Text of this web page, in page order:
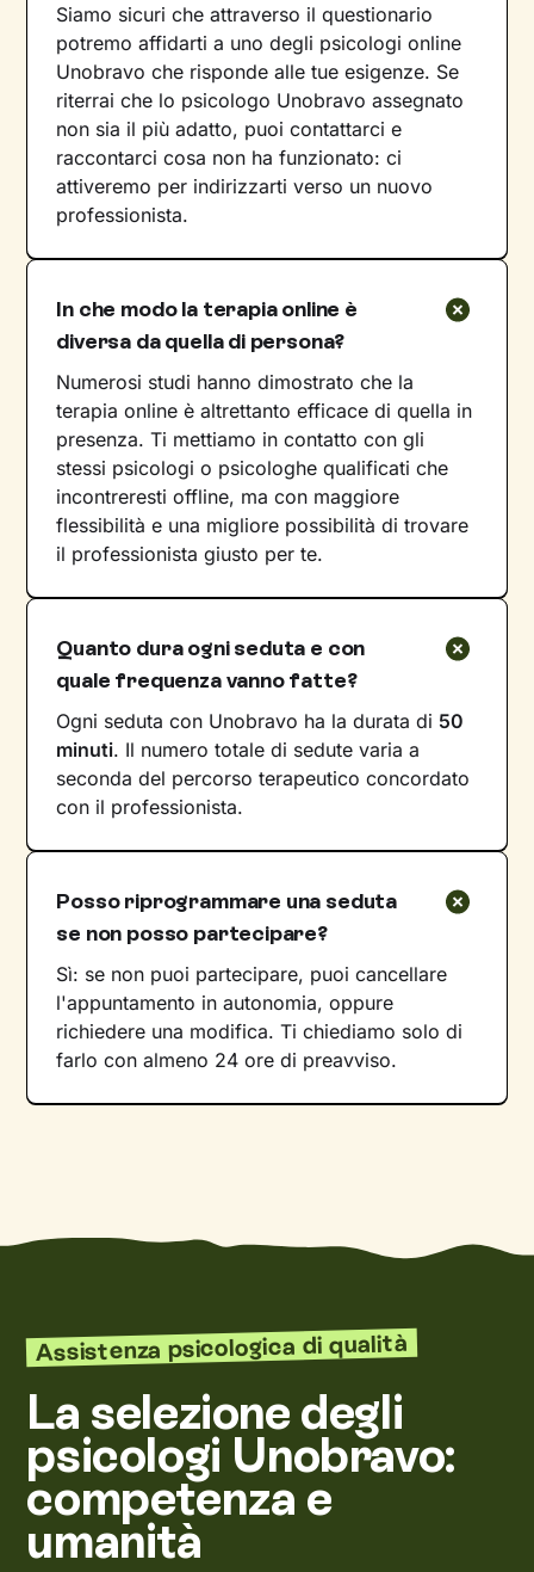
Siamo sicuri che attraverso il questionario
potremo affidarti a uno degli psicologi online
Unobravo che risponde alle tue esigenze. Se
riterrai che lo psicologo Unobravo assegnato
non sia il più adatto, puoi contattarci e
raccontarci cosa non ha funzionato: ci
attiveremo per indirizzarti verso un nuovo
professionista.
In che modo la terapia online è
diversa da quella di persona?
Numerosi studi hanno dimostrato che la
terapia online è altrettanto efficace di quella in
presenza. Ti mettiamo in contatto con gli
stessi psicologi o psicologhe qualificati che
incontreresti offline, ma con maggiore
flessibilità e una migliore possibilità di trovare
il professionista giusto per te.
Quanto dura ogni seduta e con
quale frequenza vanno fatte?
Ogni seduta con Unobravo ha la durata di 50
minuti. Il numero totale di sedute varia a
seconda del percorso terapeutico concordato
con il professionista.
Posso riprogrammare una seduta
se non posso partecipare?
Sì: se non puoi partecipare, puoi cancellare
l'appuntamento in autonomia, oppure
richiedere una modifica. Ti chiediamo solo di
farlo con almeno 24 ore di preavviso.
Assistenza psicologica di qualità
La selezione degli
psicologi Unobravo:
competenza e
umanità